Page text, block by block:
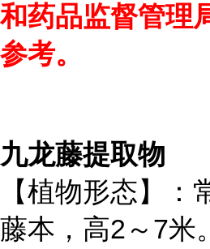
和药品监督管理
参考。
九龙藤提取物
【植物形态】：
藤本，高2～7米